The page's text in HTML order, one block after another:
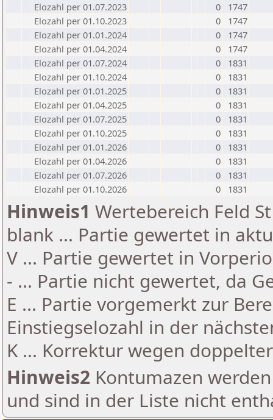
Elozahl per 01.07.2023
0
1747
Elozahl per 01.10.2023
0
1747
Elozahl per 01.01.2024
0
1747
Elozahl per 01.04.2024
0
1747
Elozahl per 01.07.2024
0
1831
Elozahl per 01.10.2024
0
1831
Elozahl per 01.01.2025
0
1831
Elozahl per 01.04.2025
0
1831
Elozahl per 01.07.2025
0
1831
Elozahl per 01.10.2025
0
1831
Elozahl per 01.01.2026
0
1831
Elozahl per 01.04.2026
0
1831
Elozahl per 01.07.2026
0
1831
Elozahl per 01.10.2026
0 1831
Hinweis1 Wertebereich Feld
blank ... Partie gewertet in
V ... Partie gewertet in
- ... Partie nicht gewertet, da
E ... Partie vorgemerkt zur
Einstiegselozahl in der
K ... Korrektur wegen
Hinweis2 Kontumazen
und sind in der Liste nicht